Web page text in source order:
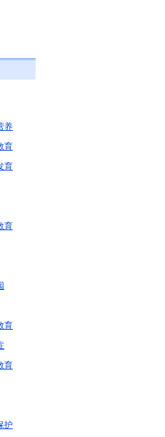
养
育
育
育
育
育
护